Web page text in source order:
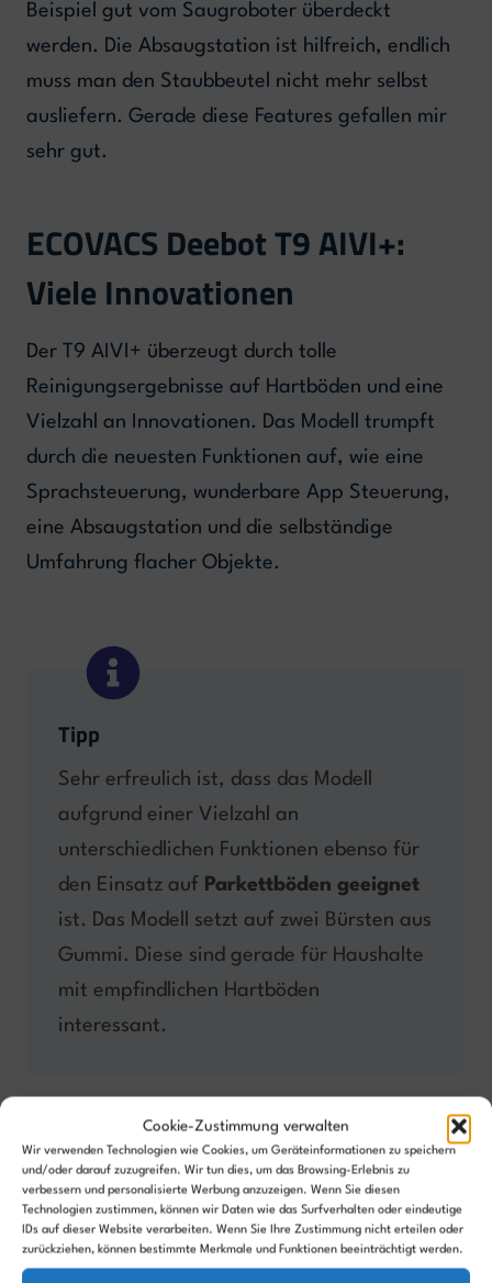
Cookie-Zustimmung verwalten
Wir verwenden Technologien wie Cookies, um Geräteinformationen zu speichern
und/oder darauf zuzugreifen. Wir tun dies, um das Browsing-Erlebnis zu
verbessern und personalisierte Werbung anzuzeigen. Wenn Sie diesen
Technologien zustimmen, können wir Daten wie das Surfverhalten oder eindeutige
IDs auf dieser Website verarbeiten. Wenn Sie Ihre Zustimmung nicht erteilen oder
zurückziehen, können bestimmte Merkmale und Funktionen beeinträchtigt werden.
Beispiel gut vom Saugroboter überdeckt
werden. Die Absaugstation ist hilfreich, endlich
muss man den Staubbeutel nicht mehr selbst
ausliefern. Gerade diese Features gefallen mir
sehr gut.
ECOVACS Deebot T9 AIVI+:
Viele Innovationen
Der T9 AIVI+ überzeugt durch tolle
Reinigungsergebnisse auf Hartböden und eine
Vielzahl an Innovationen. Das Modell trumpft
durch die neuesten Funktionen auf, wie eine
Sprachsteuerung, wunderbare App Steuerung,
eine Absaugstation und die selbständige
Umfahrung flacher Objekte.
Tipp
Sehr erfreulich ist, dass das Modell
aufgrund einer Vielzahl an
unterschiedlichen Funktionen ebenso für
den Einsatz auf Parkettböden geeignet
ist. Das Modell setzt auf zwei Bürsten aus
Gummi. Diese sind gerade für Haushalte
mit empfindlichen Hartböden
interessant.
Durch den Einsatz der Gummibürsten werden die
Böden besonders schonend, aber trotzdem
gründlich gereinigt. Darüber hinaus können sich
in den Gummibürsten keine kleinen